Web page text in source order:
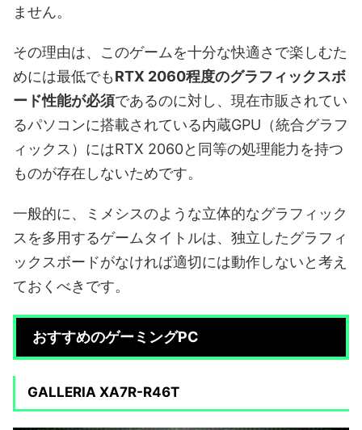
ません。
その理由は、このゲームを十分な快適さで楽しむた
めには最低でもRTX 2060程度のグラフィックスボ
ード性能が必須であるのに対し、現在市販されてい
るパソコンに搭載されている内蔵GPU（統合グラフ
ィックス）にはRTX 2060と同等の処理能力を持つ
ものが存在しないためです。
一般的に、ミメシスのような立体的なグラフィック
スを多用するゲームタイトルは、独立したグラフィ
ックスボードがなければ適切には動作しないと考え
ておくべきです。
おすすめのゲーミングPC
GALLERIA XA7R-R46T